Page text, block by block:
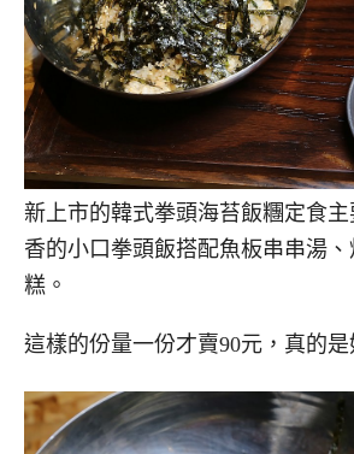
新上市的韓式拳頭海苔飯糰定食
香的小口拳頭飯搭配魚板串串湯
糕。
這樣的份量一份才賣90元，真的